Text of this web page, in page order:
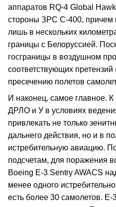
аппаратов RQ-4 Global
стороны ЗРС С-400, причем
лишь в нескольких
границы с Белоруссией.
госграницы в воздушном
соответствующих претензий
пресечению полетов
И наконец, самое главное.
ДРЛО и У в условиях
привлекать не только
дальнего действия, но и в
истребительную авиацию.
подсчетам, для поражения
Boeing E-3 Sentry AWACS
менее одного
есть более 30 самолетов. Е-